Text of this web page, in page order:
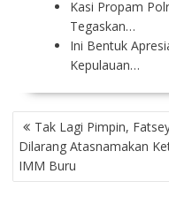
Kasi Propam
Tegaskan…
Ini Bentuk
Kepulauan…
P
O
S
T
Tak Lagi Pimpin,
Dilarang Atasnamakan
IMM Buru